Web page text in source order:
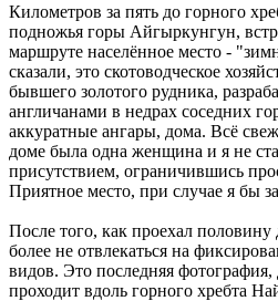
Километров за пять до горного
подножья горы Айгыркунгун,
маршруте населённое место -
сказали, это скотоводческое
бывшего золотого рудника,
англичанами в недрах соседних
аккуратные ангары, дома. Всё
доме была одна женщина и я не
присутствием, ограничившись
Приятное место, при случае я бы
После того, как проехал
более не отвлекаться на
видов. Это последняя фотография,
проходит вдоль горного хребта